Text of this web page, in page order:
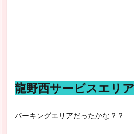
龍野西サービスエリア
パーキングエリアだったかな？？